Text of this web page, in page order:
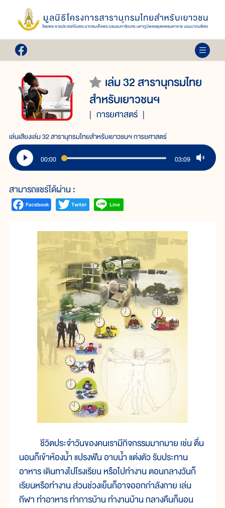
เล่ม 32 สารานุกรมไทย
สำหรับเยาวชนฯ
การยศาสตร์
เล่นเสียงเล่ม 32 สารานุกรมไทยสำหรับเยาวชนฯ การยศาสตร์
00:00 03:09
สามารถแชร์ได้ผ่าน :
ชีวิตประจำวันของคนเรามีกิจกรรมมากมาย เช่น ตื่น
นอนก็เข้าห้องน้ำ แปรงฟัน อาบน้ำ แต่งตัว รับประทาน
อาหาร เดินทางไปโรงเรียน หรือไปทำงาน ตอนกลางวันก็
เรียนหรือทำงาน ส่วนช่วงเย็นก็อาจออกกำลังกาย เล่น
กีฬา ทำอาหาร ทำการบ้าน ทำงานบ้าน กลางคืนก็นอน